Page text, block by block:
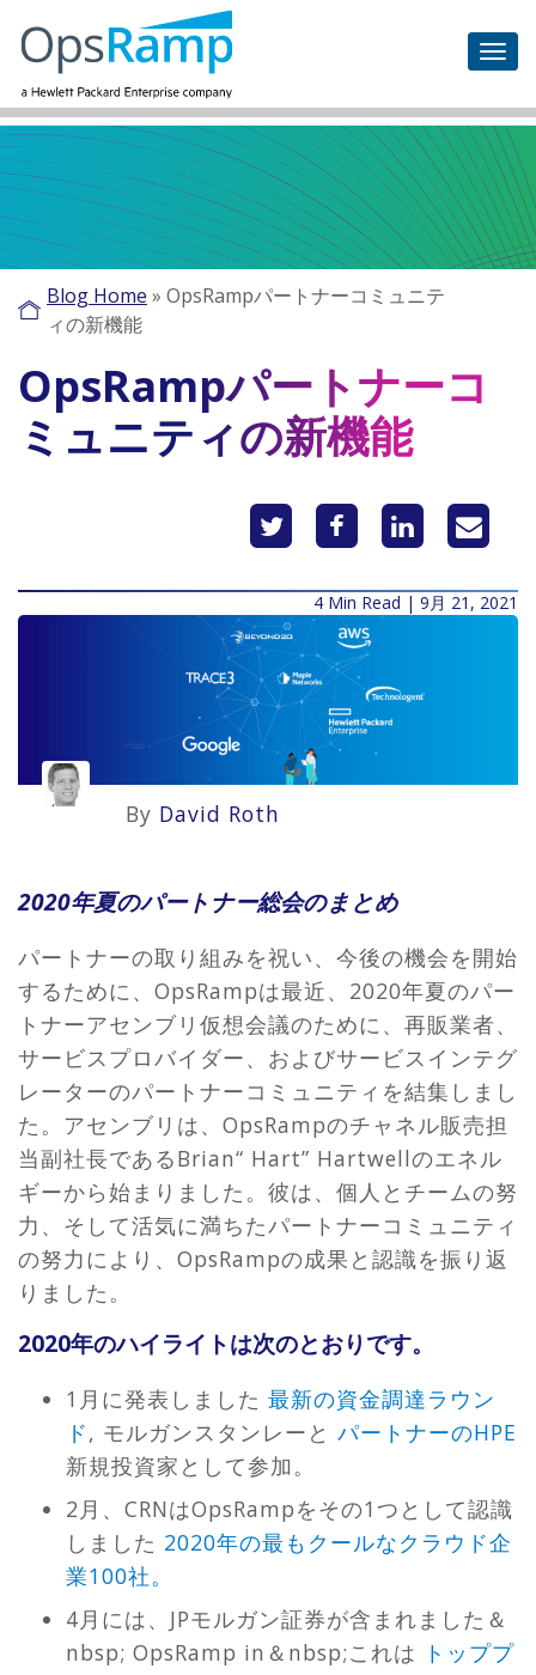
Blog Home » OpsRampパートナーコミュニテ
ィの新機能
OpsRampパートナーコ
ミュニティの新機能
4 Min Read | 9月 21, 2021
By David Roth
2020年夏のパートナー総会のまとめ
パートナーの取り組みを祝い、今後の機会を開始
するために、OpsRampは最近、2020年夏のパー
トナーアセンブリ仮想会議のために、再販業者、
サービスプロバイダー、およびサービスインテグ
レーターのパートナーコミュニティを結集しまし
た。アセンブリは、OpsRampのチャネル販売担
当副社長であるBrian“ Hart” Hartwellのエネル
ギーから始まりました。彼は、個人とチームの努
力、そして活気に満ちたパートナーコミュニティ
の努力により、OpsRampの成果と認識を振り返
りました。
2020年のハイライトは次のとおりです。
1月に発表しました 最新の資金調達ラウン
ド, モルガンスタンレーと パートナーのHPE
新規投資家として参加。
2月、CRNはOpsRampをその1つとして認識
しました 2020年の最もクールなクラウド企
業100社。
4月には、JPモルガン証券が含まれました＆
nbsp; OpsRamp in＆nbsp;これは トッププ